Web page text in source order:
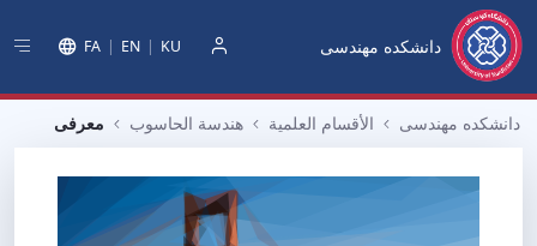
دانشکده مهندسی FA EN KU
دانشکده مهندسی الأقسام العلمية هندسة الحاسوب معرفی